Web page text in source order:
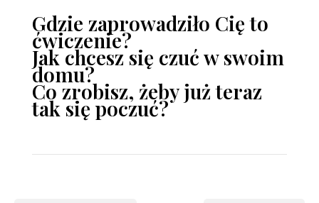
Gdzie zaprowadziło Cię to
ćwiczenie?
Jak chcesz się czuć w swoim
domu?
Co zrobisz, żeby już teraz
tak się poczuć?